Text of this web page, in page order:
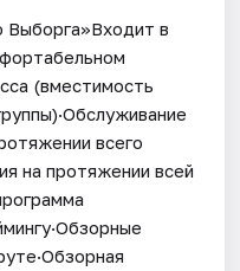
Выборга»Входит в
(вместимость
всего
на протяжении всей